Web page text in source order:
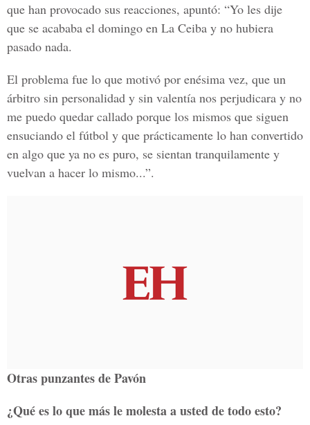
que han provocado sus reacciones, apuntó: “Yo les dije
que se acababa el domingo en La Ceiba y no hubiera
pasado nada.
El problema fue lo que motivó por enésima vez, que un
árbitro sin personalidad y sin valentía nos perjudicara y no
me puedo quedar callado porque los mismos que siguen
ensuciando el fútbol y que prácticamente lo han convertido
en algo que ya no es puro, se sientan tranquilamente y
vuelvan a hacer lo mismo...”.
Otras punzantes de Pavón
¿Qué es lo que más le molesta a usted de todo esto?